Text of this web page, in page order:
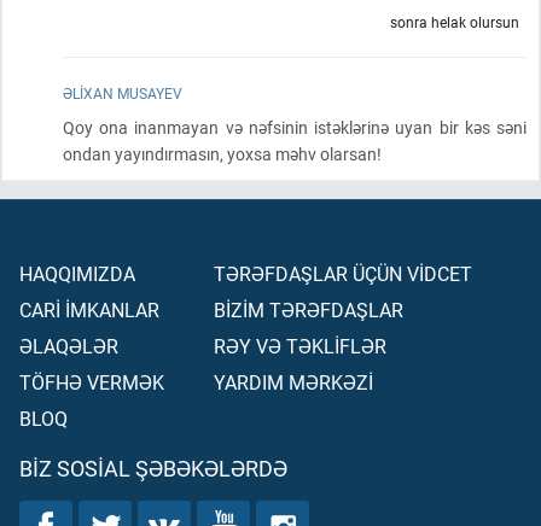
sonra helak olursun
ƏLIXAN MUSAYEV
Qoy ona inanmayan və nəfsinin istəklərinə uyan bir kəs səni
ondan yayındırmasın, yoxsa məhv olarsan!
HAQQIMIZDA
CARİ İMKANLAR
ƏLAQƏLƏR
TÖFHƏ VERMƏK
BLOQ
TƏRƏFDAŞLAR ÜÇÜN VİDCET
BİZİM TƏRƏFDAŞLAR
RƏY VƏ TƏKLİFLƏR
YARDIM MƏRKƏZİ
BIZ SOSIAL ŞƏBƏKƏLƏRDƏ